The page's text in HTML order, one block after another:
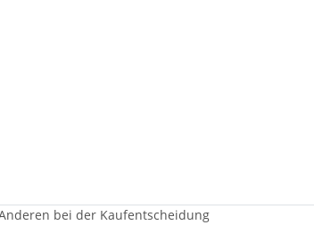
bei der Kaufentscheidung